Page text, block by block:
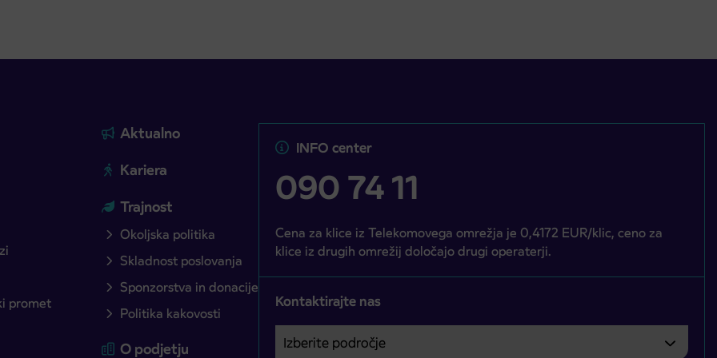
promet
Aktualno
Kariera
Trajnost
Okoljska politika
Skladnost poslovanja
Sponzorstva in donacije
Politika kakovosti
O podjetju
INFO center
090 74 11
Cena za klice iz Telekomovega omrežja je 0,4172 EUR/klic, ceno za
klice iz drugih omrežij določajo drugi operaterji.
Kontaktirajte nas
Izberite področje
Področje je obvezno izbrati.